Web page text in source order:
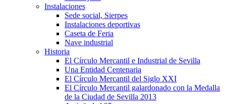
Instalaciones
Sede social, Sierpes
Instalaciones deportivas
Caseta de Feria
Nave industrial
Historia
El Círculo Mercantil e Industrial de Sevilla
Una Entidad Centenaria
El Círculo Mercantil del Siglo XXI
El Círculo Mercantil galardonado con la Medalla
de la Ciudad de Sevilla 2013